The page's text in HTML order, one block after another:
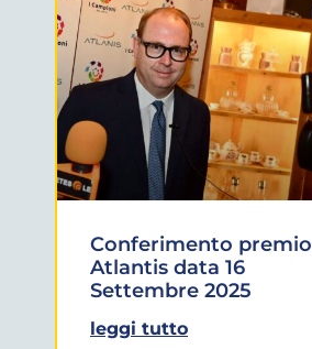
Conferimento premio
Atlantis data 16
Settembre 2025
leggi tutto